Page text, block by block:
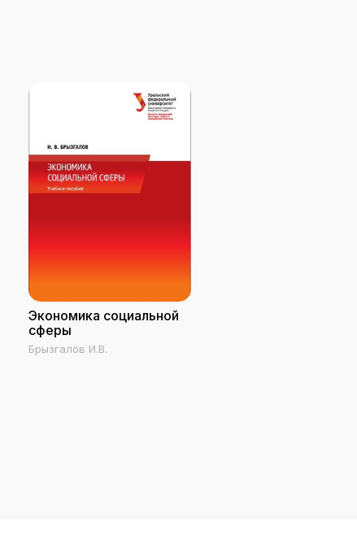
Экономика социальной
сферы
Брызгалов И.В.